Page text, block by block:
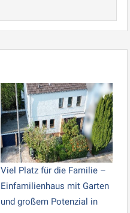
Viel Platz für die Familie –
Einfamilienhaus mit Garten
und großem Potenzial in